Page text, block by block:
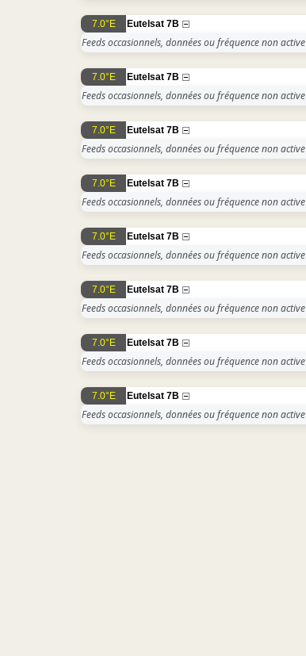
7.0°E Eutelsat 7B
Feeds occasionnels, données ou fréquence non active
7.0°E Eutelsat 7B
Feeds occasionnels, données ou fréquence non active
7.0°E Eutelsat 7B
Feeds occasionnels, données ou fréquence non active
7.0°E Eutelsat 7B
Feeds occasionnels, données ou fréquence non active
7.0°E Eutelsat 7B
Feeds occasionnels, données ou fréquence non active
7.0°E Eutelsat 7B
Feeds occasionnels, données ou fréquence non active
7.0°E Eutelsat 7B
Feeds occasionnels, données ou fréquence non active
7.0°E Eutelsat 7B
Feeds occasionnels, données ou fréquence non active